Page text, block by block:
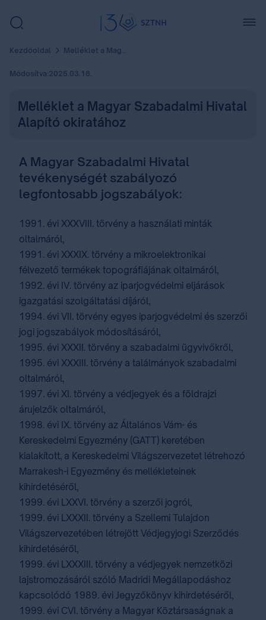
Kezdőoldal Melléklet a Magyar Szabadalmi Hivatal Alapító okiratához
Módosítva:2025.03.18.
Melléklet a Magyar Szabadalmi Hivatal
Alapító okiratához
A Magyar Szabadalmi Hivatal
tevékenységét szabályozó
legfontosabb jogszabályok:
1991. évi XXXVIII. törvény a használati minták
oltalmáról,
1991. évi XXXIX. törvény a mikroelektronikai
félvezető termékek topográfiájának oltalmáról,
1992. évi IV. törvény az iparjogvédelmi eljárások
igazgatási szolgáltatási díjáról,
1994. évi VII. törvény egyes iparjogvédelmi és szerzői
jogi jogszabályok módosításáról,
1995. évi XXXII. törvény a szabadalmi ügyvivőkről,
1995. évi XXXIII. törvény a találmányok szabadalmi
oltalmáról,
1997. évi XI. törvény a védjegyek és a földrajzi
árujelzők oltalmáról,
1998. évi IX. törvény az Általános Vám- és
Kereskedelmi Egyezmény (GATT) keretében
kialakított, a Kereskedelmi Világszervezetet létrehozó
Marrakesh-i Egyezmény és mellékleteinek
kihirdetéséről,
1999. évi LXXVI. törvény a szerzői jogról,
1999. évi LXXXII. törvény a Szellemi Tulajdon
Világszervezetében létrejött Védjegyjogi Szerződés
kihirdetéséről,
1999. évi LXXXIII. törvény a védjegyek nemzetközi
lajstromozásáról szóló Madridi Megállapodáshoz
kapcsolódó 1989. évi Jegyzőkönyv kihirdetéséről,
1999. évi CVI. törvény a Magyar Köztársaságnak a